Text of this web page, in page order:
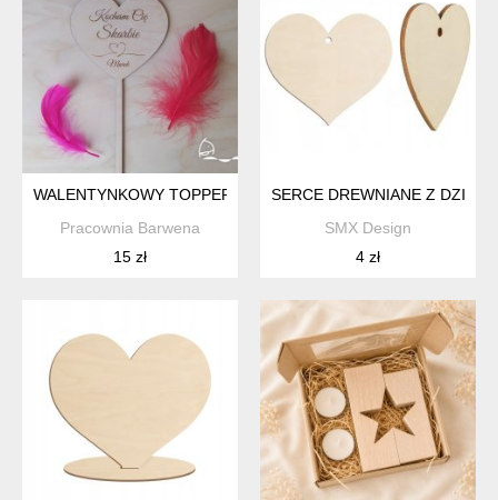
WALENTYNKOWY TOPPER DO KWIATÓW
Pracownia Barwena
15 zł
SERCE DREWNIANE Z
SMX Design
4 zł